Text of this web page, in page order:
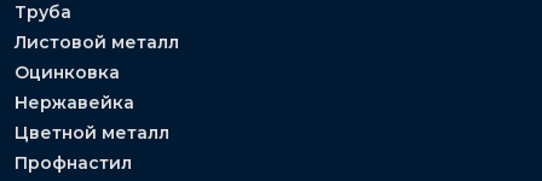
Труба
Листовой металл
Оцинковка
Нержавейка
Цветной металл
Профнастил